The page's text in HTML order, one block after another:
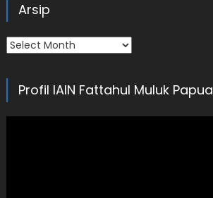
Arsip
Arsip
Profil IAIN Fattahul Muluk Papua